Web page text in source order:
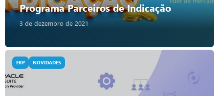
Programa Parceiros de Indicação
3 de dezembro de 2021
ERP NOVIDADES